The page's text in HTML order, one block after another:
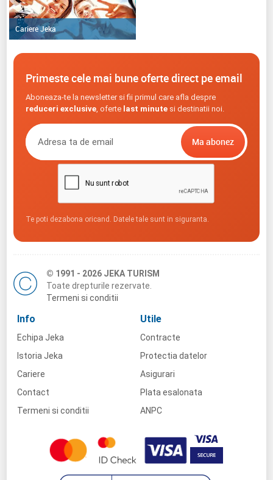
Cariere Jeka
Primeste cele mai bune oferte direct pe email
Aboneaza-te la newsletter si fii primul care afla despre
reduceri exclusive, oferte last minutesi destinatii noi.
Te poti dezabona oricand. Datele tale sunt in siguranta.
© 1991 - 2026 JEKA TURISM
Toate drepturile rezervate.
Termeni si conditii
Info
Echipa Jeka
Istoria Jeka
Cariere
Contact
Termeni si conditii
Utile
Contracte
Protectia datelor
Asigurari
Plata esalonata
ANPC